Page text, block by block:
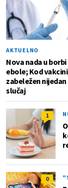
AKTUELNO
Nova nada u
ebole; Kod
zabeležen
slučaj
1
0